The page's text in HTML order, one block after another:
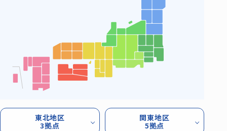
東北地区
3拠点
関東地区
5拠点